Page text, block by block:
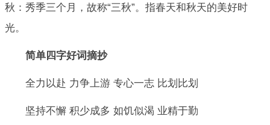
秋：秀季三个月，故称“三秋”。指春天和秋天的美好时
光。
简单四字好词摘抄
全力以赴 力争上游 专心一志 比划比划
坚持不懈 积少成多 如饥似渴 业精于勤